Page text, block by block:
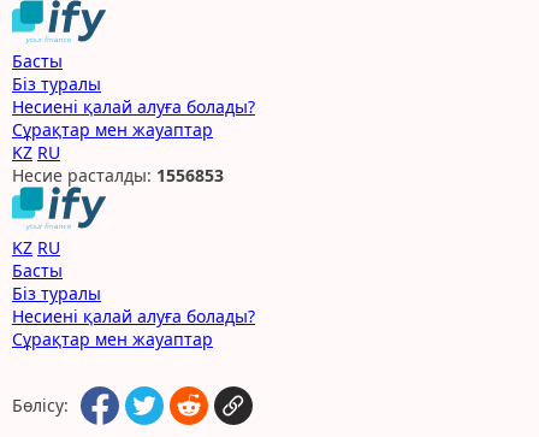
Басты
Біз туралы
Несиені қалай алуға болады?
Сұрақтар мен жауаптар
KZ RU
Несие расталды: 1556853
KZ RU
Басты
Біз туралы
Несиені қалай алуға болады?
Сұрақтар мен жауаптар
Бөлісу: